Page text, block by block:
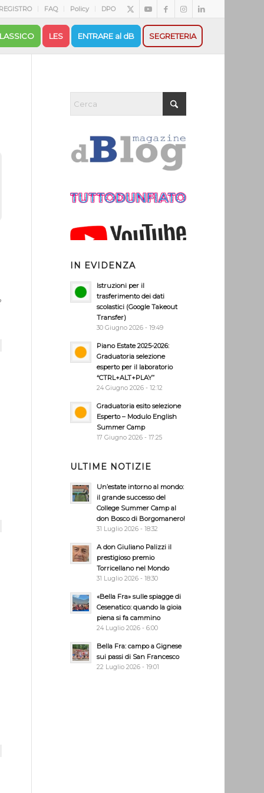
FAQ Policy DPO
LES ENTRARE al dB SEGRETERIA
IN EVIDENZA
Istruzioni per il
trasferimento dei dati
scolastici (Google Takeout
Transfer)
30 Giugno 2026 - 19:49
Piano Estate 2025-2026:
Graduatoria selezione
esperto per il laboratorio
“CTRL+ALT+PLAY”
24 Giugno 2026 - 12:12
Graduatoria esito selezione
Esperto – Modulo English
Summer Camp
17 Giugno 2026 - 17:25
ULTIME NOTIZIE
Un’estate intorno al mondo:
il grande successo del
College Summer Camp al
don Bosco di Borgomanero!
31 Luglio 2026 - 18:32
A don Giuliano Palizzi il
prestigioso premio
Torricellano nel Mondo
31 Luglio 2026 - 18:30
«Bella Fra» sulle spiagge di
Cesenatico: quando la gioia
piena si fa cammino
24 Luglio 2026 - 6:00
Bella Fra: campo a Gignese
sui passi di San Francesco
22 Luglio 2026 - 19:01